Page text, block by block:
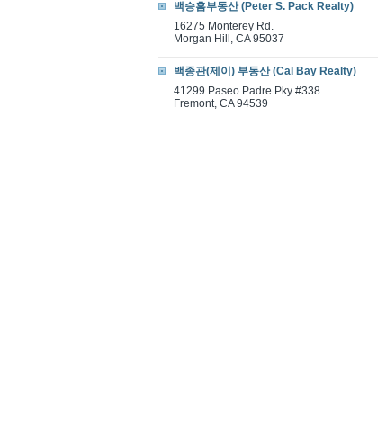
백승흠부동산 (Peter S. Pack Realty)
16275 Monterey Rd.
Morgan Hill, CA 95037
백종관(제이) 부동산 (Cal Bay Realty)
41299 Paseo Padre Pky #338
Fremont, CA 94539